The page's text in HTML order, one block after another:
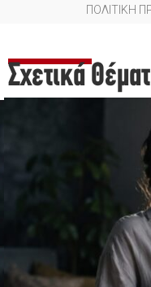
ΠΟΛΙΤΙΚΗ
Σχετικά